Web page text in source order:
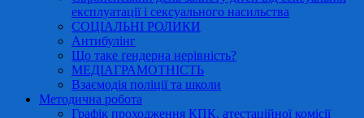
експлуатації і сексуального насильства
СОЦІАЛЬНІ РОЛИКИ
Антибулінг
Що таке ґендерна нерівність?
МЕДІАГРАМОТНІСТЬ
Взаємодія поліції та школи
Методична робота
Графік проходження КПК, атестаційної комісії